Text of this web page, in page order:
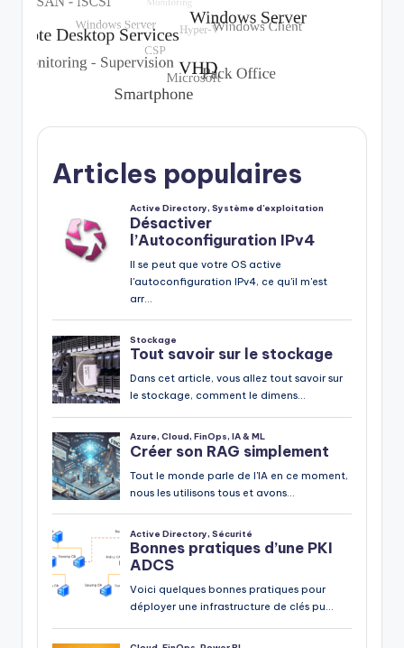
Articles populaires